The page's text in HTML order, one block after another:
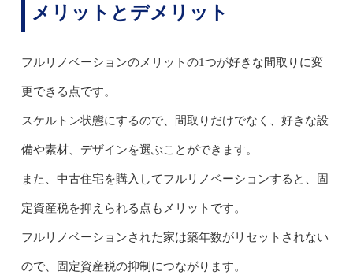
メリットとデメリット
フルリノベーションのメリットの1つが好きな間取りに変
更できる点です。
スケルトン状態にするので、間取りだけでなく、好きな設
備や素材、デザインを選ぶことができます。
また、中古住宅を購入してフルリノベーションすると、固
定資産税を抑えられる点もメリットです。
フルリノベーションされた家は築年数がリセットされない
ので、固定資産税の抑制につながります。